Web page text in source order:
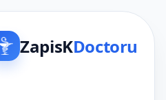
ZapisKDoctoru